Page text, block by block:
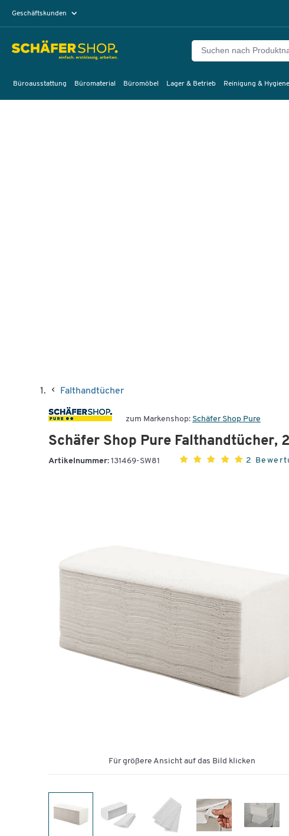
Geschäftskunden
Büroausstattung Büromaterial Büromöbel Lager & Betrieb Reinigung & Hygiene
Falthandtücher
zum Markenshop: Schäfer Shop Pure
Schäfer Shop Pure Falthandtücher,
Artikelnummer: 131469-SW81 2
Für größere Ansicht auf das Bild klicken